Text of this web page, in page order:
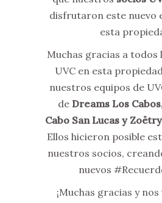
disfrutaron este nuevo
esta
Muchas gracias a todos
UVC en esta
nuestros equipos de
de Dreams Los
Cabo San Lucas y
Ellos hicieron posible
nuestros socios,
nuevos
¡Muchas gracias y